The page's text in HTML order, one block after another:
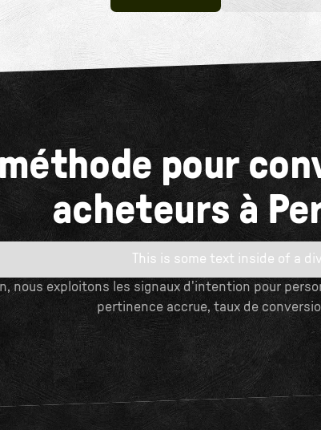
méthode pour
acheteurs à
This is some text inside of a
nous exploitons les signaux d'intention pour
pertinence accrue, taux de